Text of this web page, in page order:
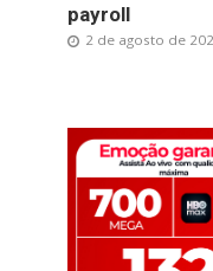
payroll
2 de agosto de